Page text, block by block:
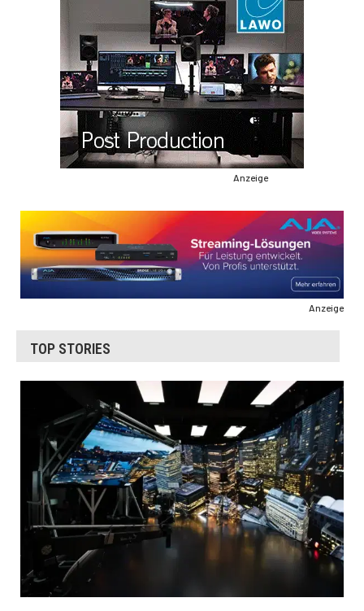
Anzeige
Anzeige
TOP STORIES